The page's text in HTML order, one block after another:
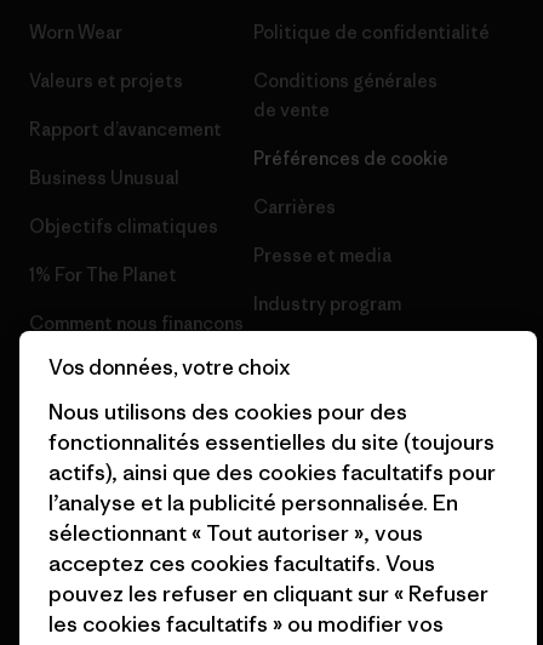
Worn Wear
Valeurs et projets
Rapport d’avancement
Business Unusual
Objectifs climatiques
1% For The Planet
Comment nous finançons
Cartes cadeaux
Nos magasins
Politique de confidentialité
Conditions générales
de vente
Préférences de cookie
Carrières
Presse et media
Industry program
Patagonia France Plan du site
© 2026 Patagonia, Inc. All Rights Reserved.
Vos données, votre choix
Nous utilisons des cookies pour des
fonctionnalités essentielles du site (toujours
actifs), ainsi que des cookies facultatifs pour
l’analyse et la publicité personnalisée. En
sélectionnant « Tout autoriser », vous
acceptez ces cookies facultatifs. Vous
pouvez les refuser en cliquant sur « Refuser
les cookies facultatifs » ou modifier vos